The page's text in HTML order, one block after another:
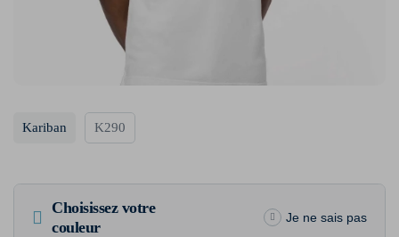
Kariban K290
Choisissez votre
couleur
Je ne sais pas